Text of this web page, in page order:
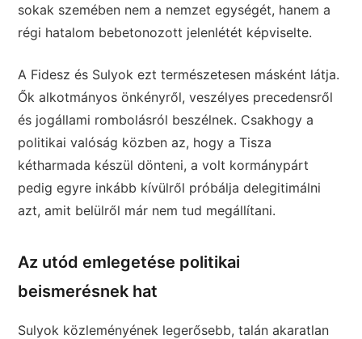
sokak szemében nem a nemzet egységét, hanem a
régi hatalom bebetonozott jelenlétét képviselte.
A Fidesz és Sulyok ezt természetesen másként látja.
Ők alkotmányos önkényről, veszélyes precedensről
és jogállami rombolásról beszélnek. Csakhogy a
politikai valóság közben az, hogy a Tisza
kétharmada készül dönteni, a volt kormánypárt
pedig egyre inkább kívülről próbálja delegitimálni
azt, amit belülről már nem tud megállítani.
Az utód emlegetése politikai
beismerésnek hat
Sulyok közleményének legerősebb, talán akaratlan